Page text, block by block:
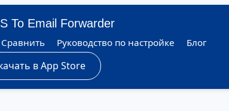
To Email Forwarder
Сравнить Руководство по настройке Блог
в App Store